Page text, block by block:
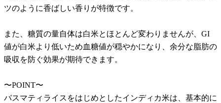
ツのように香ばしい香りが特徴です。
また、糖質の量自体は白米とほとんど変わりませんが、GI
値が白米より低いため血糖値が穏やかになり、余分な脂肪の
吸収を防ぐ効果が期待できます。
〜POINT〜
バスマティライスをはじめとしたインディカ米は、基本的に